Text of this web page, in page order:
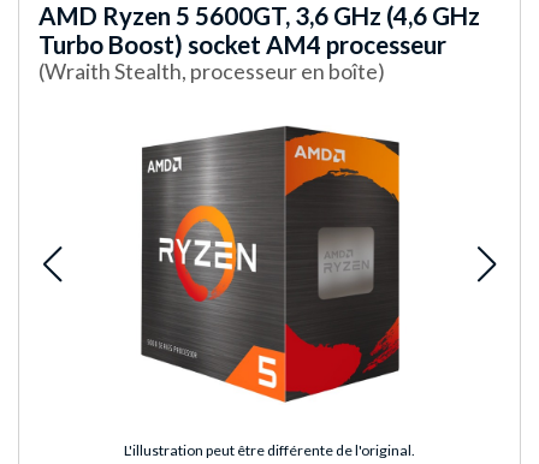
AMD Ryzen 5 5600GT, 3,6 GHz (4,6 GHz
Turbo Boost) socket AM4 processeur
(Wraith Stealth, processeur en boîte)
L'illustration peut être différente de l'original.